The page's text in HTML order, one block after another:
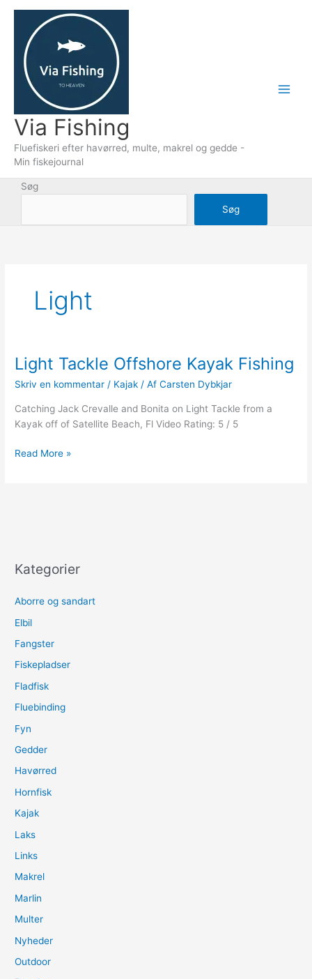
indholdet
Via Fishing
Fluefiskeri efter havørred, multe, makrel og gedde -
Min fiskejournal
Søg
Søg
Light
Light Tackle Offshore Kayak Fishing
Skriv en kommentar / Kajak / AfCarsten Dybkjar
Catching Jack Crevalle and Bonita on Light Tackle from a
Kayak off of Satellite Beach, Fl Video Rating: 5 / 5
Light
Read More »
Kategorier
Aborre og sandart
Elbil
Fangster
Fiskepladser
Fladfisk
Fluebinding
Fyn
Gedder
Havørred
Hornfisk
Kajak
Laks
Links
Makrel
Marlin
Multer
Nyheder
Outdoor